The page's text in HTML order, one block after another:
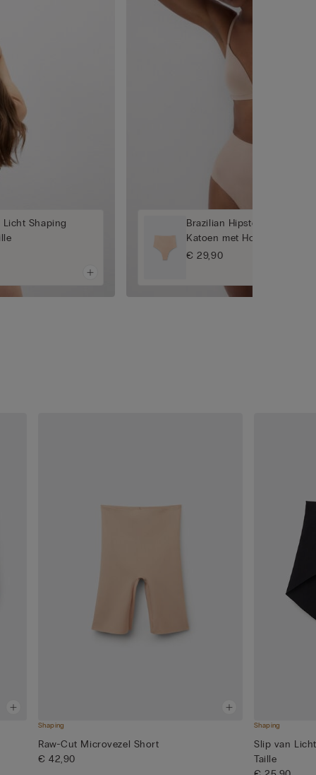
Licht Shaping
Brazilian Hipster van Licht
Katoen met Hoge Taille
€ 29,90
Shaping
Raw-Cut Microvezel Short
€ 42,90
Shaping
Slip van
Taille